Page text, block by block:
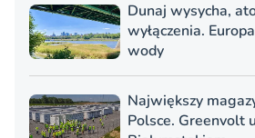
Dunaj wysycha,
wyłączenia.
wody
Największy
Polsce. Greenvolt